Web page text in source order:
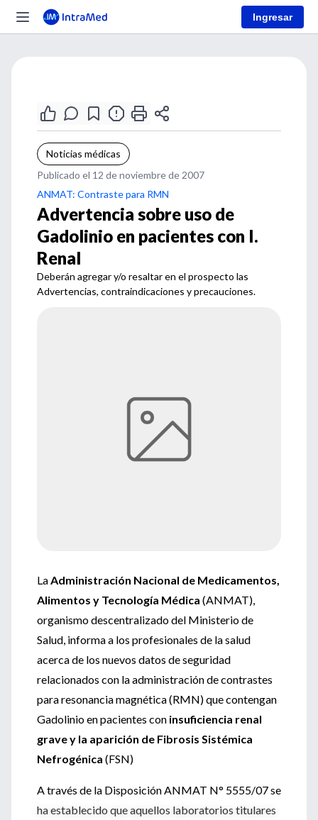
Ingresar
Noticias médicas
Publicado el 12 de noviembre de 2007
ANMAT: Contraste para RMN
Advertencia sobre uso de
Gadolinio en pacientes con I.
Renal
Deberán agregar y/o resaltar en el prospecto las
Advertencias, contraindicaciones y precauciones.
LaAdministración Nacional de Medicamentos,
Alimentos y Tecnología Médica (ANMAT),
organismo descentralizado del Ministerio de
Salud, informa a los profesionales de la salud
acerca de los nuevos datos de seguridad
relacionados con la administración de contrastes
para resonancia magnética (RMN) que contengan
Gadolinio en pacientes con insuficiencia renal
grave y la aparición de Fibrosis Sistémica
Nefrogénica (FSN)
A través de la Disposición ANMAT N° 5555/07 se
ha establecido que aquellos laboratorios titulares